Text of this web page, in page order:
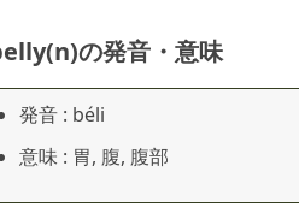
の発音・意味
発音 : béli
意味 : 胃, 腹, 腹部